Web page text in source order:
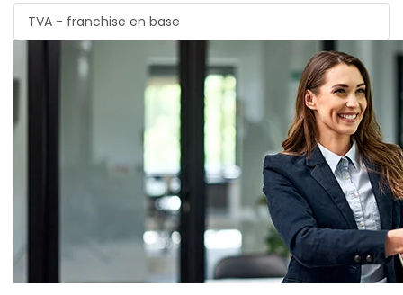
TVA - franchise en base